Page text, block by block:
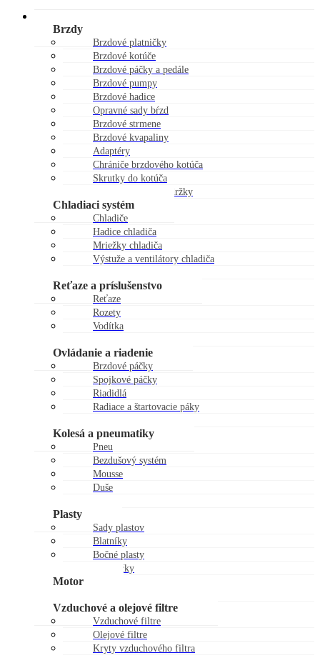
Brzdy
Brzdové platničky
Brzdové kotúče
Brzdové páčky a pedále
Brzdové pumpy
Brzdové hadice
Opravné sady bŕzd
Brzdové strmene
Brzdové kvapaliny
Adaptéry
Chrániče brzdového kotúča
Skrutky do kotúča
Viečka brzdovej nádržky
Chladiaci systém
Chladiče
Hadice chladiča
Mriežky chladiča
Výstuže a ventilátory chladiča
Reťaze a príslušenstvo
Reťaze
Rozety
Vodítka
Ovládanie a riadenie
Brzdové páčky
Spojkové páčky
Riadidlá
Radiace a štartovacie páky
Kolesá a pneumatiky
Pneu
Bezdušový systém
Mousse
Duše
Plasty
Sady plastov
Blatníky
Bočné plasty
Chráničky
Motor
Vzduchové a olejové filtre
Vzduchové filtre
Olejové filtre
Kryty vzduchového filtra